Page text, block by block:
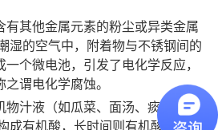
有其他金属元素的粉尘或异类金属
湿的空气中，附着物与不锈钢间的
个微电池，引发了电化学反应，
谓电化学腐蚀。
物汁液（如瓜菜、面汤、痰等），
成有机酸，长时间则有机酸对金属